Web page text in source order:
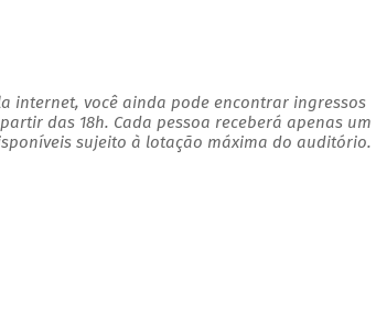
internet, você ainda pode encontrar ingressos
das 18h. Cada pessoa receberá apenas um
sujeito à lotação máxima do auditório.